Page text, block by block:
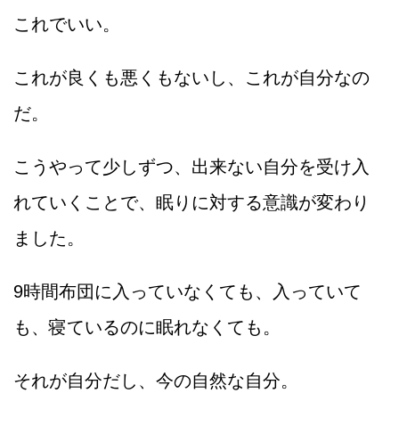
これでいい。
これが良くも悪くもないし、これが自分なの
だ。
こうやって少しずつ、出来ない自分を受け入
れていくことで、眠りに対する意識が変わり
ました。
9時間布団に入っていなくても、入っていて
も、寝ているのに眠れなくても。
それが自分だし、今の自然な自分。